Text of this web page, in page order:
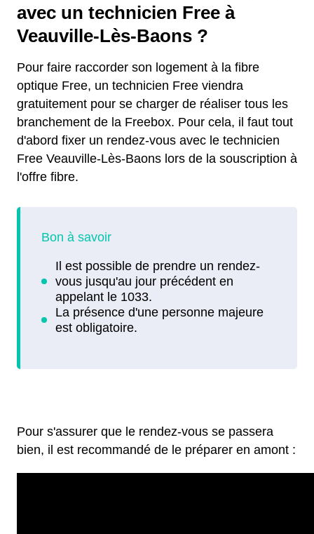
avec un technicien Free à
Veauville-Lès-Baons ?
Pour faire raccorder son logement à la fibre
optique Free, un technicien Free viendra
gratuitement pour se charger de réaliser tous les
branchement de la Freebox. Pour cela, il faut tout
d'abord fixer un rendez-vous avec le technicien
Free Veauville-Lès-Baons lors de la souscription à
l'offre fibre.
Pour s'assurer que le rendez-vous se passera
bien, il est recommandé de le préparer en amont :